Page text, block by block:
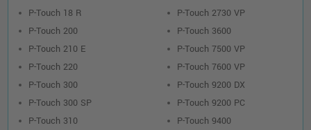
P-Touch 18 R
P-Touch 200
P-Touch 210 E
P-Touch 220
P-Touch 300
P-Touch 300 SP
P-Touch 310
P-Touch 2730 VP
P-Touch 3600
P-Touch 7500 VP
P-Touch 7600 VP
P-Touch 9200 DX
P-Touch 9200 PC
P-Touch 9400